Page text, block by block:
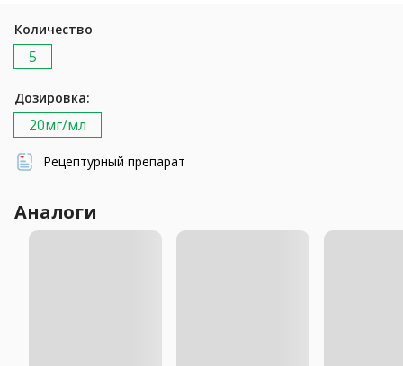
Количество
5
Дозировка:
20мг/мл
Рецептурный препарат
Аналоги